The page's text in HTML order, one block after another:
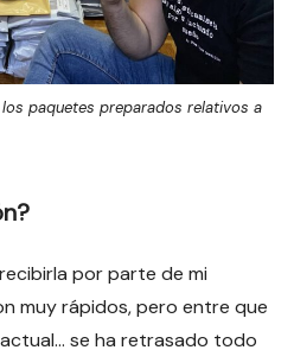
paquetes preparados relativos a
por parte de mi
muy rápidos, pero entre que
se ha retrasado todo